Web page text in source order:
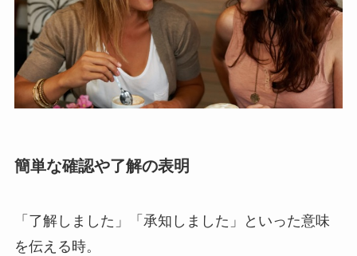
簡単な確認や了解の表明
「了解しました」「承知しました」といった意味
を伝える時。